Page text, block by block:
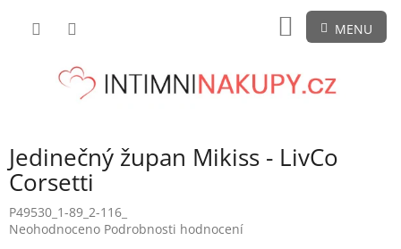
NÁKUPNÍ
KOŠÍK
Jedinečný župan Mikiss - LivCo
Corsetti
P49530_1-89_2-116_
Průměrné
Neohodnoceno Podrobnosti hodnocení